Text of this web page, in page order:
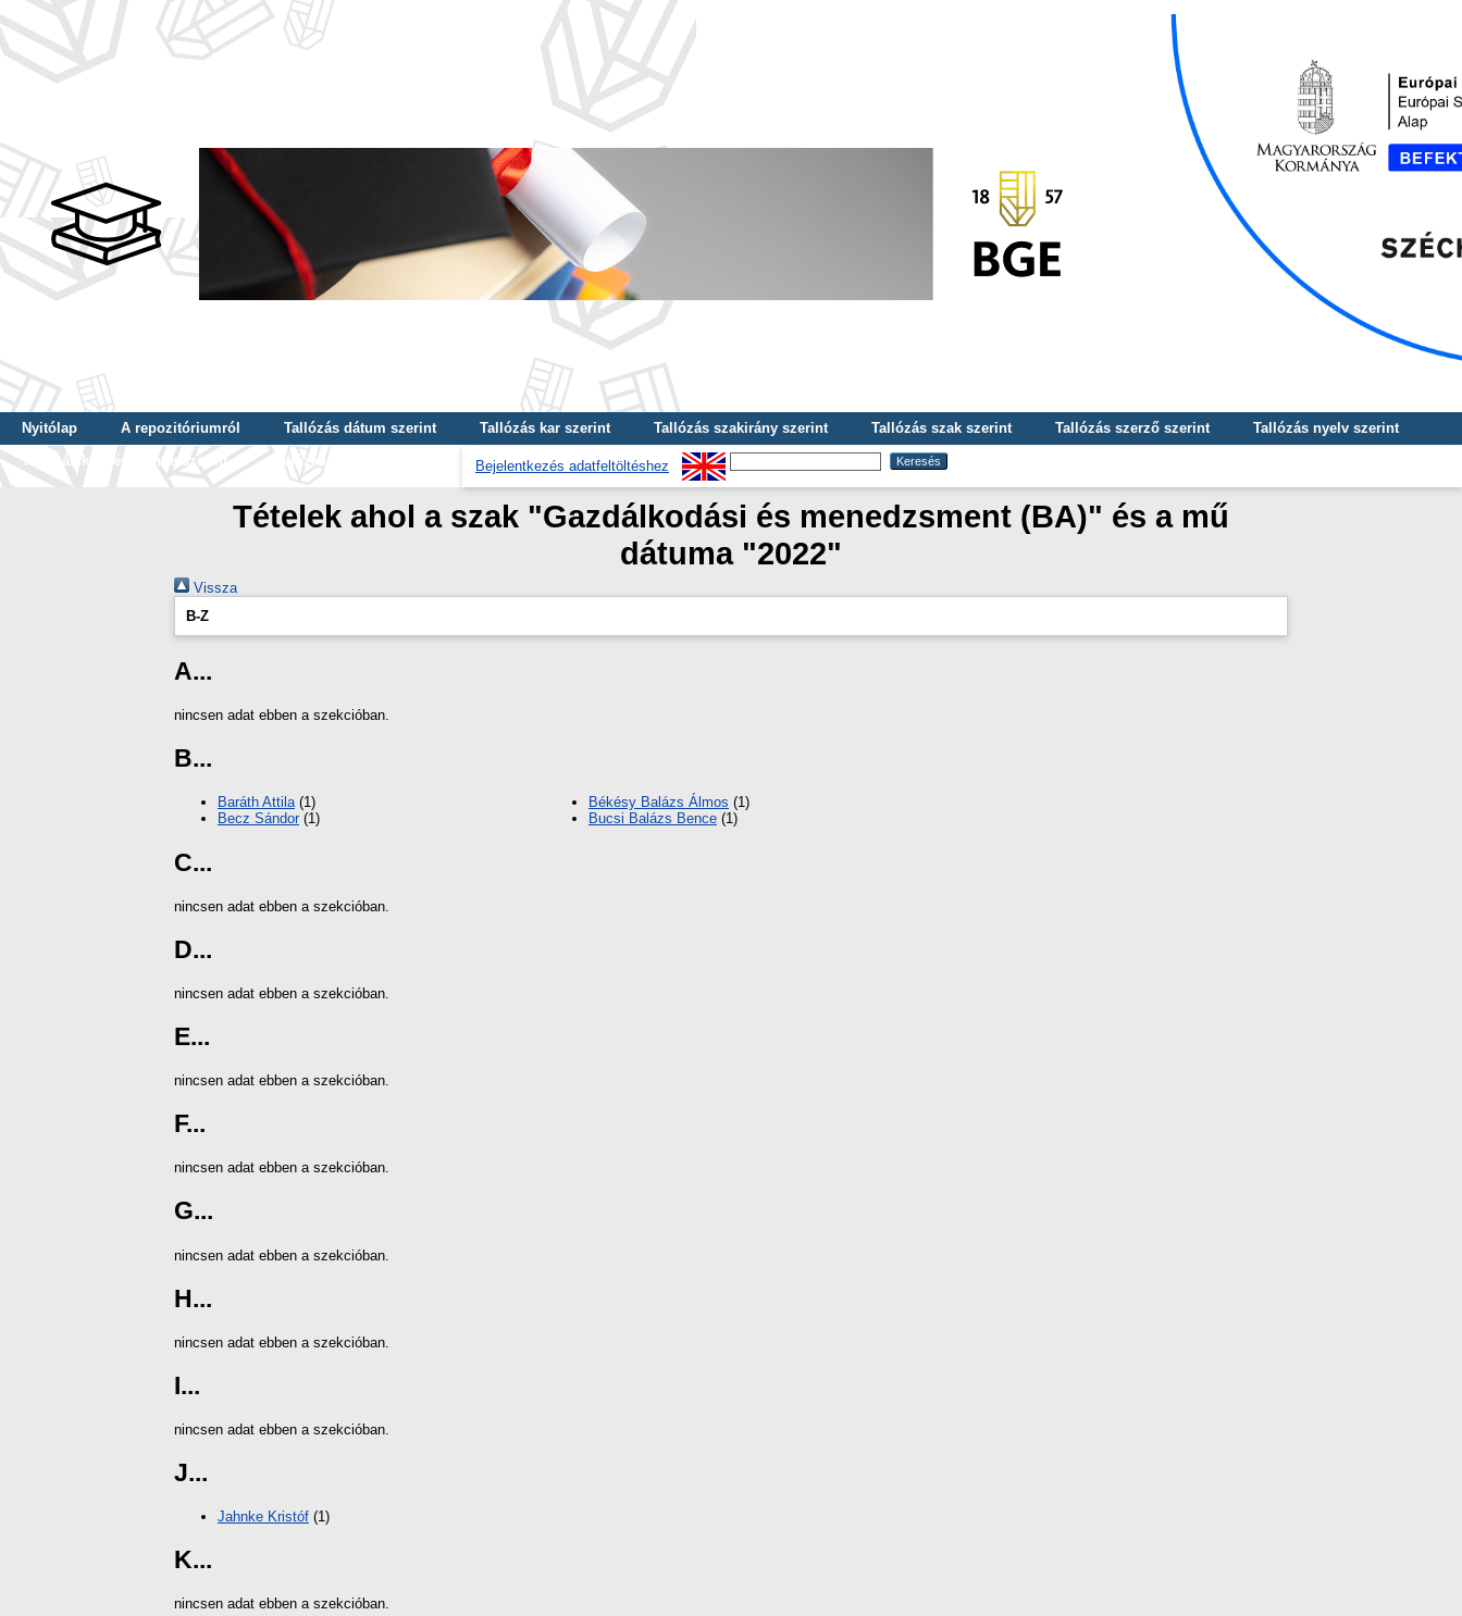
Nyitólap A repozitóriumról Tallózás dátum szerint Tallózás kar szerint Tallózás szakirány szerint Tallózás szak szerint Tallózás szerző szerint
Tallózás nyelv szerint
Tallózás képzés szintje szerint
Tallózás kulcsszó szerint Bejelentkezés adatfeltöltéshez
Tételek ahol a szak "Gazdálkodási és menedzsment (BA)" és a mű
dátuma "2022"
Vissza
B-Z
A...
nincsen adat ebben a szekcióban.
B...
Baráth Attila(1)
Becz Sándor(1)
Békésy Balázs Álmos (1)
Bucsi Balázs Bence (1)
C...
nincsen adat ebben a szekcióban.
D...
nincsen adat ebben a szekcióban.
E...
nincsen adat ebben a szekcióban.
F...
nincsen adat ebben a szekcióban.
G...
nincsen adat ebben a szekcióban.
H...
nincsen adat ebben a szekcióban.
I...
nincsen adat ebben a szekcióban.
J...
Jahnke Kristóf (1)
K...
nincsen adat ebben a szekcióban.